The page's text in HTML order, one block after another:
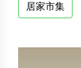
居家市集